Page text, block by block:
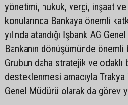
yönetimi, hukuk, vergi, inşaat
konularında Bankaya önemli
yılında atandığı İşbank AG
Bankanın dönüşümünde önemli
Grubun daha stratejik ve odaklı
desteklenmesi amacıyla Trakya
Genel Müdürü olarak da görev